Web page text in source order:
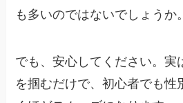
も多いのではないでしょうか。
でも、安心してください。実
を掴むだけで、初心者でも性